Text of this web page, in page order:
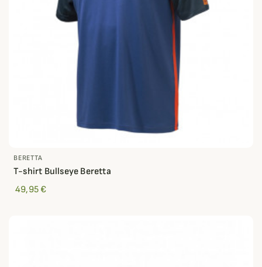
BERETTA
T-shirt Bullseye Beretta
49,95 €